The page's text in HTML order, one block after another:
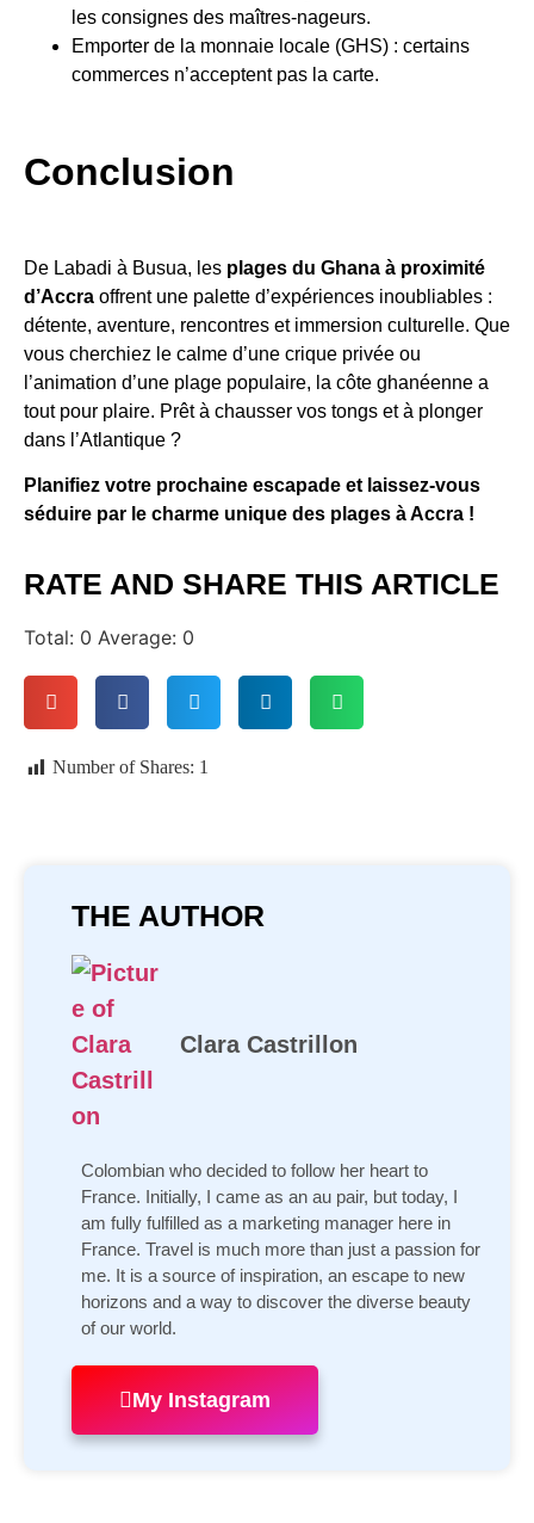
les consignes des maîtres-nageurs.
Emporter de la monnaie locale (GHS) : certains
commerces n’acceptent pas la carte.
Conclusion
De Labadi à Busua, les plages du Ghana à proximité
d’Accra offrent une palette d’expériences inoubliables :
détente, aventure, rencontres et immersion culturelle. Que
vous cherchiez le calme d’une crique privée ou
l’animation d’une plage populaire, la côte ghanéenne a
tout pour plaire. Prêt à chausser vos tongs et à plonger
dans l’Atlantique ?
Planifiez votre prochaine escapade et laissez-vous
séduire par le charme unique des plages à Accra !
RATE AND SHARE THIS ARTICLE
Total: 0 Average: 0
Number of Shares: 1
THE AUTHOR
Clara Castrillon
Colombian who decided to follow her heart to
France. Initially, I came as an au pair, but today, I
am fully fulfilled as a marketing manager here in
France. Travel is much more than just a passion for
me. It is a source of inspiration, an escape to new
horizons and a way to discover the diverse beauty
of our world.
My Instagram